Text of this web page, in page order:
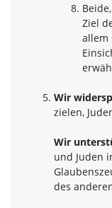
Ziel
allem
Wir
zielen,
Wir
und Juden
des